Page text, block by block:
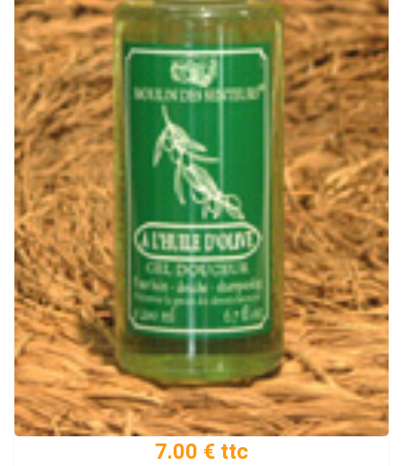
7.00 € ttc